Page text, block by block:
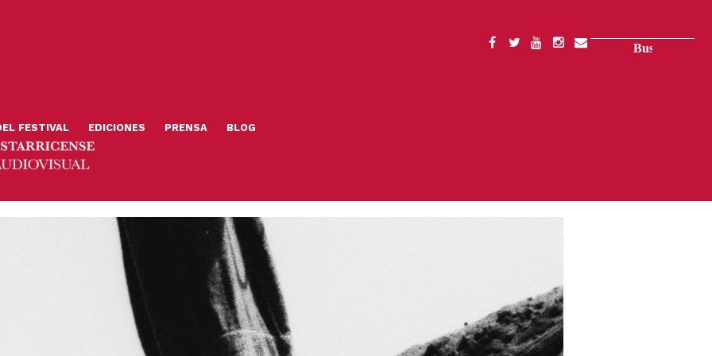
SOCIAL
FESTIVAL EDICIONES PRENSA BLOG